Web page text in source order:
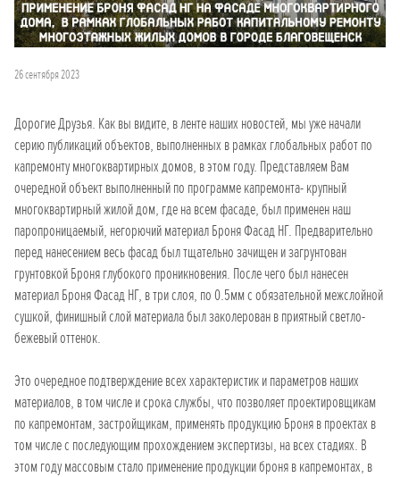
26 сентября 2023
Дорогие Друзья. Как вы видите, в ленте наших новостей, мы уже начали
серию публикаций объектов, выполненных в рамках глобальных работ по
капремонту многоквартирных домов, в этом году. Представляем Вам
очередной объект выполненный по программе капремонта- крупный
многоквартирный жилой дом, где на всем фасаде, был применен наш
паропроницаемый, негорючий материал Броня Фасад НГ. Предварительно
перед нанесением весь фасад был тщательно зачищен и загрунтован
грунтовкой Броня глубокого проникновения. После чего был нанесен
материал Броня Фасад НГ, в три слоя, по 0.5мм с обязательной межслойной
сушкой, финишный слой материала был заколерован в приятный светло-
бежевый оттенок.
Это очередное подтверждение всех характеристик и параметров наших
материалов, в том числе и срока службы, что позволяет проектировщикам
по капремонтам, застройщикам, применять продукцию Броня в проектах в
том числе с последующим прохождением экспертизы, на всех стадиях. В
этом году массовым стало применение продукции броня в капремонтах, в